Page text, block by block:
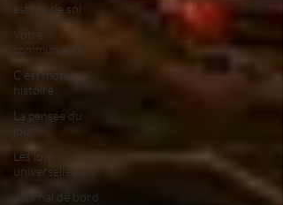
estime de soi
Votre
communauté
C'est mon
histoire
La pensée du
jour
Les lois
universelles
Journal de bord